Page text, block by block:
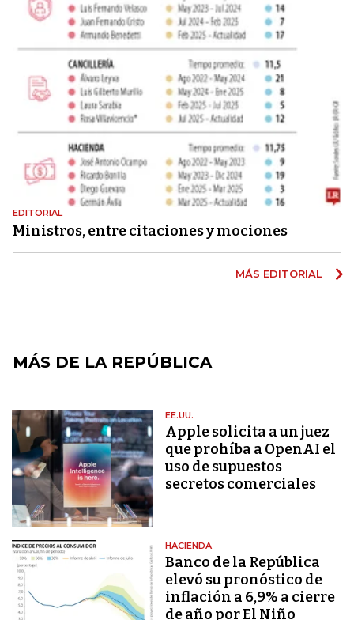
EDITORIAL
Ministros, entre citaciones y mociones
MÁS EDITORIAL
MÁS DE LA REPÚBLICA
EE.UU.
Apple solicita a un juez
que prohíba a OpenAI el
uso de supuestos
secretos comerciales
HACIENDA
Banco de la República
elevó su pronóstico de
inflación a 6,9% a cierre
de año por El Niño